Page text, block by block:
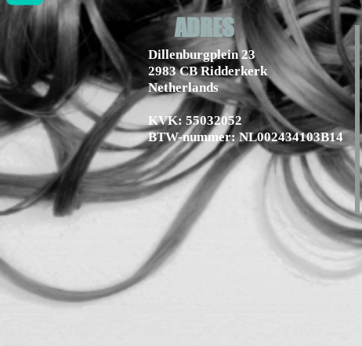
ADRES
Dillenburgplein 23
2983 CB Ridderkerk
Netherlands
KVK: 55032052
BTW-nummer: NL002434103B14